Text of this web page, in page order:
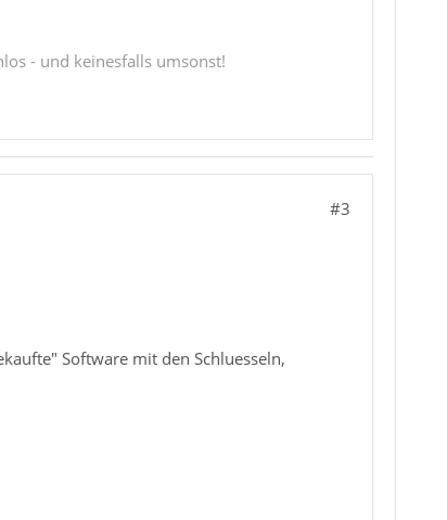
- und keinesfalls umsonst!
#3
Software mit den Schluesseln,